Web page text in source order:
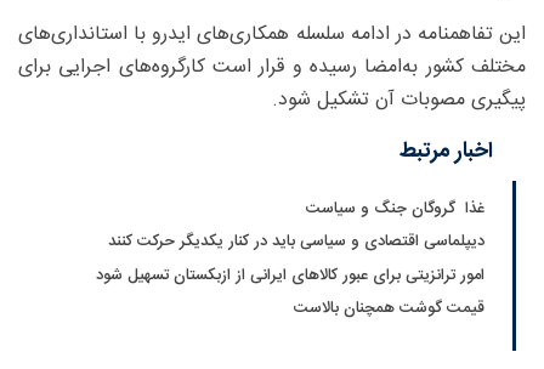
این تفاهمنامه در ادامه سلسله همکاری‌های ایدرو با استانداری‌های
مختلف کشور به‌امضا رسیده و قرار است کارگروه‌های اجرایی برای
پیگیری مصوبات آن تشکیل شود.
اخبار مرتبط
غذا گروگان جنگ و سیاست
دیپلماسی اقتصادی و سیاسی باید در کنار یکدیگر حرکت کنند
امور ترانزیتی برای عبور کالاهای ایرانی از ازبکستان تسهیل شود
قیمت گوشت همچنان بالاست